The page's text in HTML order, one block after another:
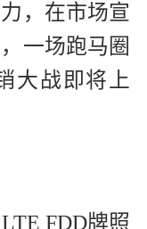
，在市场宣
一场跑马圈
大战即将上
FDD牌照